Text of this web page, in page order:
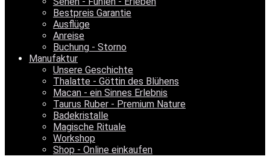
Bestpreis Garantie
Ausflüge
Anreise
Buchung - Storno
Manufaktur
Unsere Geschichte
Thalatte - Göttin des Blühens
Macan - ein Sinnes Erlebnis
Taurus Ruber - Premium Nature
Badekristalle
Magische Rituale
Workshop
Shop - Online einkaufen